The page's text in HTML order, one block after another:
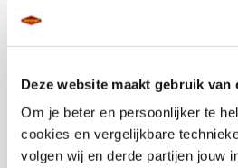
Deze website maakt gebruik van
Om je beter en persoonlijker te
cookies en vergelijkbare
volgen wij en derde partijen jouw
Rijbewijs type
Model
NINJA 500